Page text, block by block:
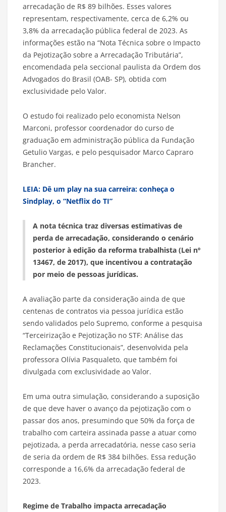
arrecadação de R$ 89 bilhões. Esses valores
representam, respectivamente, cerca de 6,2% ou
3,8% da arrecadação pública federal de 2023. As
informações estão na “Nota Técnica sobre o Impacto
da Pejotização sobre a Arrecadação Tributária”,
encomendada pela seccional paulista da Ordem dos
Advogados do Brasil (OAB- SP), obtida com
exclusividade pelo Valor.
O estudo foi realizado pelo economista Nelson
Marconi, professor coordenador do curso de
graduação em administração pública da Fundação
Getulio Vargas, e pelo pesquisador Marco Capraro
Brancher.
LEIA: Dê um play na sua carreira: conheça o
Sindplay, o “Netflix do TI”
A nota técnica traz diversas estimativas de
perda de arrecadação, considerando o cenário
posterior à edição da reforma trabalhista (Lei nº
13467, de 2017), que incentivou a contratação
por meio de pessoas jurídicas.
A avaliação parte da consideração ainda de que
centenas de contratos via pessoa jurídica estão
sendo validados pelo Supremo, conforme a pesquisa
“Terceirização e Pejotização no STF: Análise das
Reclamações Constitucionais”, desenvolvida pela
professora Olívia Pasqualeto, que também foi
divulgada com exclusividade ao Valor.
Em uma outra simulação, considerando a suposição
de que deve haver o avanço da pejotização com o
passar dos anos, presumindo que 50% da força de
trabalho com carteira assinada passe a atuar como
pejotizada, a perda arrecadatória, nesse caso seria
de seria da ordem de R$ 384 bilhões. Essa redução
corresponde a 16,6% da arrecadação federal de
2023.
Regime de Trabalho impacta arrecadação